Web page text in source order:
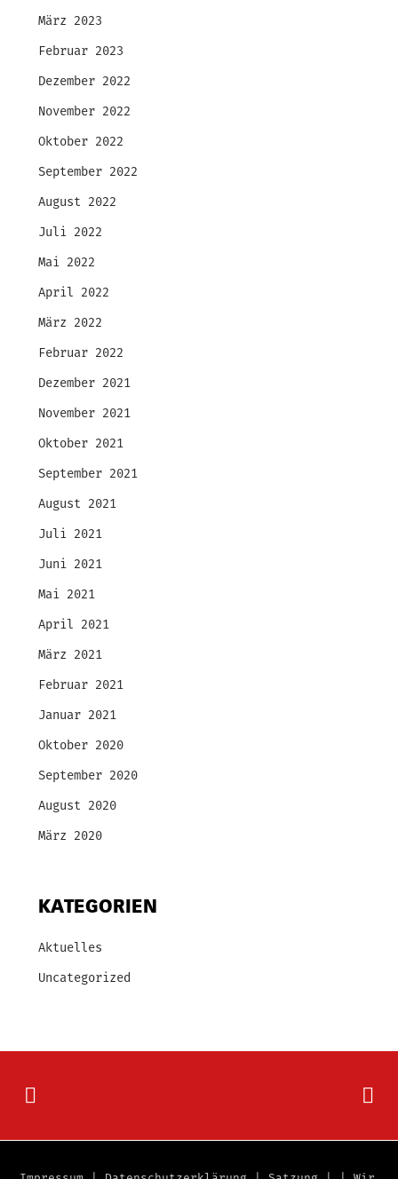
März 2023
Februar 2023
Dezember 2022
November 2022
Oktober 2022
September 2022
August 2022
Juli 2022
Mai 2022
April 2022
März 2022
Februar 2022
Dezember 2021
November 2021
Oktober 2021
September 2021
August 2021
Juli 2021
Juni 2021
Mai 2021
April 2021
März 2021
Februar 2021
Januar 2021
Oktober 2020
September 2020
August 2020
März 2020
KATEGORIEN
Aktuelles
Uncategorized